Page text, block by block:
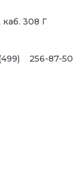
308 Г
256-87-50